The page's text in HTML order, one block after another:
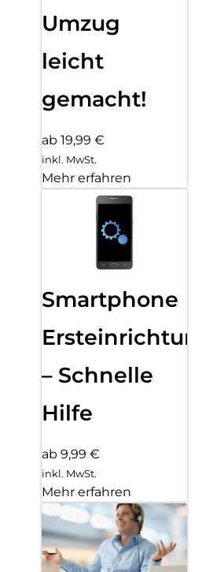
Umzug
leicht
gemacht!
ab 19,99 €
inkl. MwSt.
Mehr erfahren
Smartphone
Ersteinrichtung
– Schnelle
Hilfe
ab 9,99 €
inkl. MwSt.
Mehr erfahren